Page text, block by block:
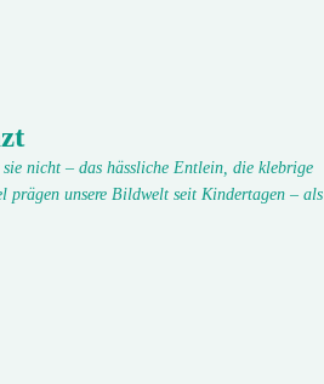
nicht – das hässliche Entlein, die klebrige
prägen unsere Bildwelt seit Kindertagen – als